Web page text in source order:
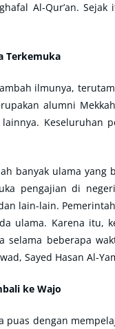
Al-Qur’an.
Terkemuka
ilmunya,
alumni
Keseluruhan
banyak ulama
pengajian di
lain-lain.
ulama. Karena itu,
selama beberapa
Sayed Hasan Al-
ke Wajo
puas dengan